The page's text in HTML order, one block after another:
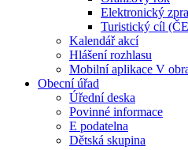
Elektronický
Turistický cíl
Kalendář akcí
Hlášení rozhlasu
Mobilní aplikace V
Obecní úřad
Úřední deska
Povinné informace
E podatelna
Dětská skupina